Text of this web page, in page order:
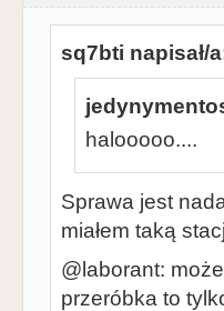
sq7bti napisał/
halooooo....
Sprawa jest
miałem taką
@laborant:
przeróbka to